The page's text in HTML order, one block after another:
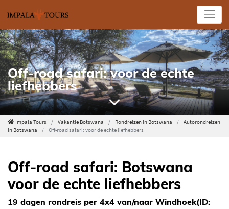
Off-road safari: voor de echte
liefhebbers
Impala Tours Vakantie Botswana Rondreizen in Botswana
Autorondreizen
in Botswana
Off-road safari: voor de echte liefhebbers
Off-road safari: Botswana
voor de echte liefhebbers
19 dagen rondreis per 4x4 van/naar Windhoek(ID: